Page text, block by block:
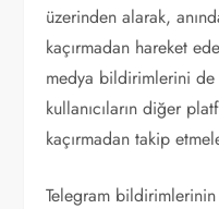
üzerinden alarak,
kaçırmadan hareket
medya bildirimlerini de
kullanıcıların diğer
kaçırmadan takip
Telegram